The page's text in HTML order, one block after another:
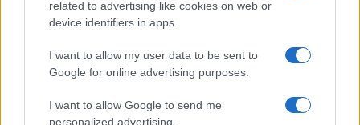
related to advertising like cookies on web or
device identifiers in apps.
I want to allow my user data to be sent to
Google for online advertising purposes.
I want to allow Google to send me
personalized advertising.
idef@idef.gr